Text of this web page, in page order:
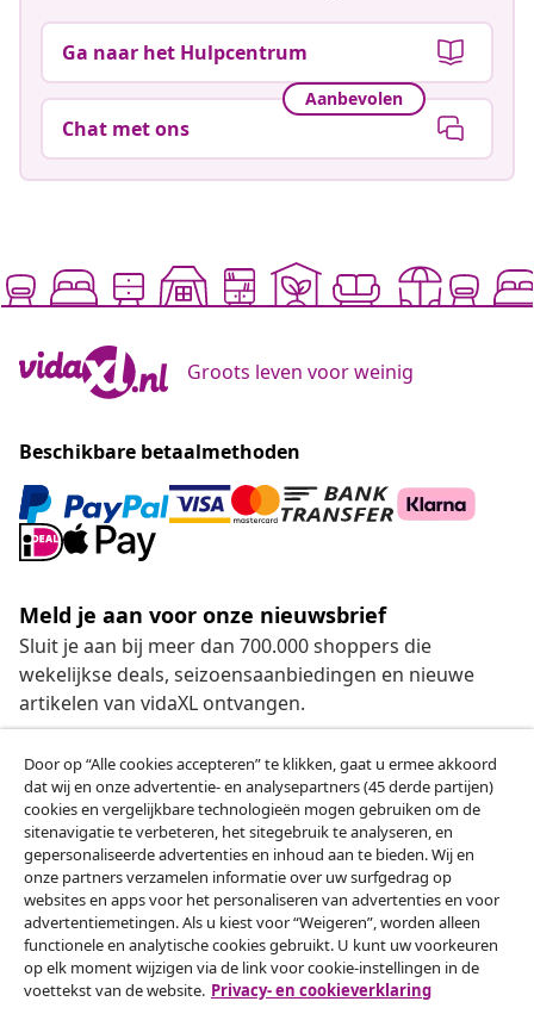
Ga naar het Hulpcentrum
Aanbevolen
Chat met ons
Groots leven voor weinig
Beschikbare betaalmethoden
Meld je aan voor onze nieuwsbrief
Sluit je aan bij meer dan 700.000 shoppers die
wekelijkse deals, seizoensaanbiedingen en nieuwe
artikelen van vidaXL ontvangen.
Onze sociale media
Herroeping van de overeenkomst
Een annulering voor je bestelling indienen
Herroeping van de overeenkomst
Door op “Alle cookies accepteren” te klikken, gaat u ermee akkoord
dat wij en onze advertentie- en analysepartners (45 derde partijen)
cookies en vergelijkbare technologieën mogen gebruiken om de
sitenavigatie te verbeteren, het sitegebruik te analyseren, en
gepersonaliseerde advertenties en inhoud aan te bieden. Wij en
onze partners verzamelen informatie over uw surfgedrag op
websites en apps voor het personaliseren van advertenties en voor
advertentiemetingen. Als u kiest voor “Weigeren”, worden alleen
functionele en analytische cookies gebruikt. U kunt uw voorkeuren
op elk moment wijzigen via de link voor cookie-instellingen in de
voettekst van de website. Privacy- en cookieverklaring